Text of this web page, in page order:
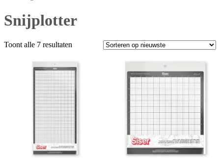
Snijplotter
Toont alle 7 resultaten
nieuwste